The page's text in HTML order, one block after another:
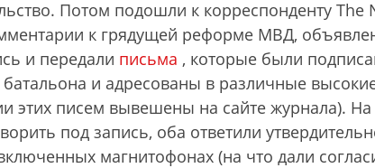
Потом подошли к корреспонденту The
к грядущей реформе МВД,
и передали письма , которые были
и адресованы в различные
этих писем вывешены на сайте журнала).
под запись, оба ответили
магнитофонах (на что дали